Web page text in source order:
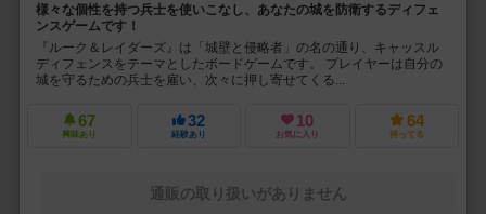
様々な個性を持つ兵士を使いこなし、あなたの城を防衛するディフェ
ンスゲームです！
『ルーク＆レイダーズ』は「城壁と侵略者」の名の通り、キャッスル
ディフェンスをテーマとしたボードゲームです。 プレイヤーは自分の
城を守るための兵士を雇い、次々に押し寄せてくる...
67
興味あり
32
経験あり
10
お気に入り
64
持ってる
通販の取り扱いがありません